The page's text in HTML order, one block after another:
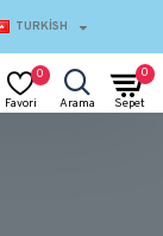
TURKISH
0 0